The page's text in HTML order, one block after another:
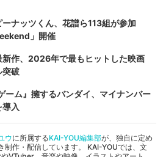
ナッツくん、花譜ら113組が参加
」開催
新作、2026年で最もヒットした映画
破
ーム』擁するバンダイ、マイナンバー
入
ウに所属するKAI-YOU編集部が、独自に定め
制作・配信しています。 KAI-YOUでは、文